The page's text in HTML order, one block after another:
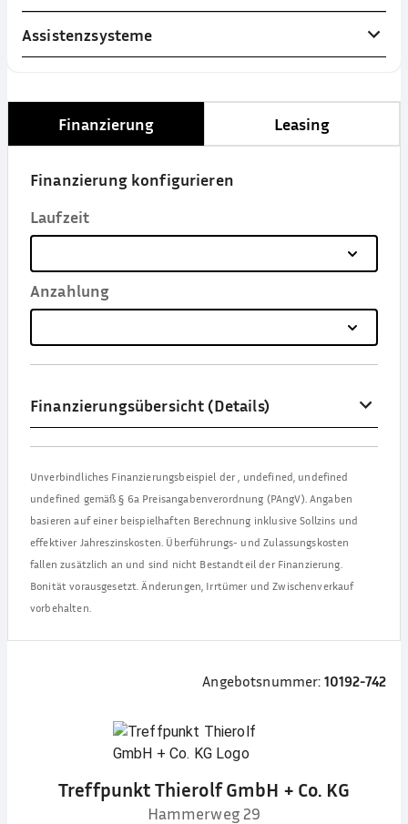
Assistenzsysteme
Finanzierung Leasing
Finanzierung konfigurieren
Laufzeit
Anzahlung
Finanzierungsübersicht (Details)
Unverbindliches Finanzierungsbeispiel der
undefined, undefined
undefined gemäß § 6a Preisangabenverordnung (PAngV). Angaben
basieren auf einer beispielhaften Berechnung inklusive Sollzins und
effektiver Jahreszinskosten. Überführungs- und Zulassungskosten
fallen zusätzlich an und sind nicht Bestandteil der Finanzierung.
Bonität vorausgesetzt. Änderungen, Irrtümer und Zwischenverkauf
vorbehalten.
Angebotsnummer: 10192-742
Treffpunkt Thierolf GmbH + Co. KG
Hammerweg 29